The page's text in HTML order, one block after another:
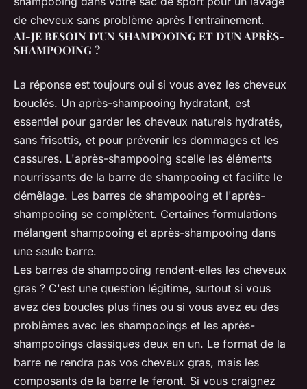
de cheveux sans problème après l'entraînement.
AI-JE BESOIN D'UN SHAMPOOING ET D'UN APRÈS-
SHAMPOOING ?
La réponse est toujours oui si vous avez les cheveux
bouclés. Un après-shampooing hydratant, est
essentiel pour garder les cheveux naturels hydratés,
sans frisottis, et pour prévenir les dommages et les
cassures. L'après-shampooing scelle les éléments
nourrissants de la barre de shampooing et facilite le
démêlage. Les barres de shampooing et l'après-
shampooing se complètent. Certaines formulations
mélangent shampooing et après-shampooing dans
une seule barre.
Les barres de shampooing rendent-elles les cheveux
gras ? C'est une question légitime, surtout si vous
avez des boucles plus fines ou si vous avez eu des
problèmes avec les shampooings et les après-
shampooings classiques deux en un. Le format de la
barre ne rendra pas vos cheveux gras, mais les
composants de la barre le feront. Si vous craignez